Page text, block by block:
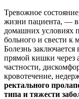
Тревожное
жизни пациента, —
домашних условиях
больного и свести
Болезнь
прямой кишки через
частности,
кровотечение,
ректального
типа и тяжести